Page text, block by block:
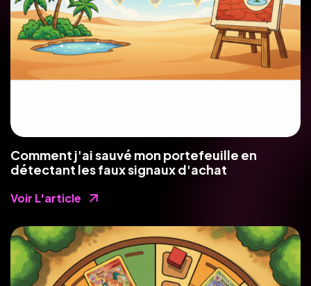
Comment j'ai sauvé mon portefeuille en
détectant les faux signaux d'achat
Voir L'article